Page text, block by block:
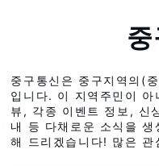
중구통신은 중구지역의(
입니다. 이 지역주민이 아
뷰, 각종 이벤트 정보, 신
내 등 다채로운 소식을
해 드리겠습니다! 많은 관